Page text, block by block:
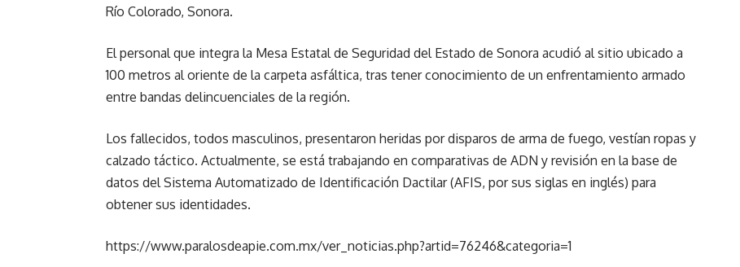
Río Colorado, Sonora.
El personal que integra la Mesa Estatal de Seguridad del Estado de Sonora acudió al sitio ubicado a
100 metros al oriente de la carpeta asfáltica, tras tener conocimiento de un enfrentamiento armado
entre bandas delincuenciales de la región.
Los fallecidos, todos masculinos, presentaron heridas por disparos de arma de fuego, vestían ropas y
calzado táctico. Actualmente, se está trabajando en comparativas de ADN y revisión en la base de
datos del Sistema Automatizado de Identificación Dactilar (AFIS, por sus siglas en inglés) para
obtener sus identidades.
https://www.paralosdeapie.com.mx/ver_noticias.php?artid=76246&categoria=1